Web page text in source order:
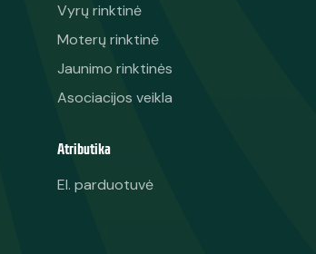
Vyrų rinktinė
Moterų rinktinė
Jaunimo rinktinės
Asociacijos veikla
Atributika
El. parduotuvė